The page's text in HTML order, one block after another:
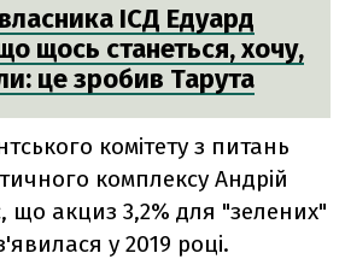
ІСД Едуард
щось станеться, хочу,
це зробив Тарута
комітету з питань
комплексу Андрій
що акциз 3,2% для "зелених"
у 2019 році.